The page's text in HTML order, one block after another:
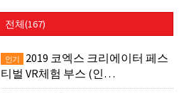
전체(167)
인기
2019 코엑스 크리에이터 페스
티벌 VR체험 부스 (인…